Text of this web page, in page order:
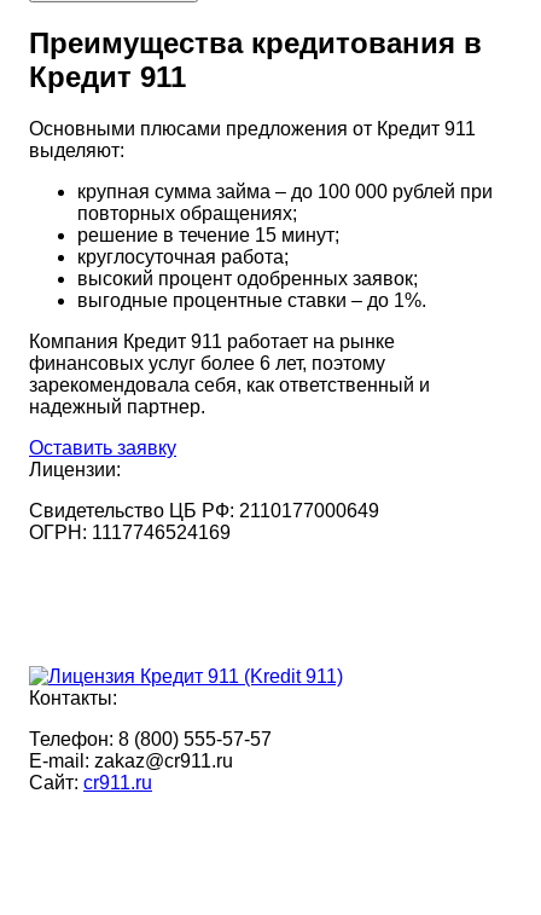
Преимущества кредитования в
Кредит 911
Основными плюсами предложения от Кредит 911
выделяют:
крупная сумма займа – до 100 000 рублей при
повторных обращениях;
решение в течение 15 минут;
круглосуточная работа;
высокий процент одобренных заявок;
выгодные процентные ставки – до 1%.
Компания Кредит 911 работает на рынке
финансовых услуг более 6 лет, поэтому
зарекомендовала себя, как ответственный и
надежный партнер.
Оставить заявку
Лицензии:
Свидетельство ЦБ РФ: 2110177000649
ОГРН: 1117746524169
Контакты:
Телефон: 8 (800) 555-57-57
E-mail: zakaz@cr911.ru
Cайт: cr911.ru